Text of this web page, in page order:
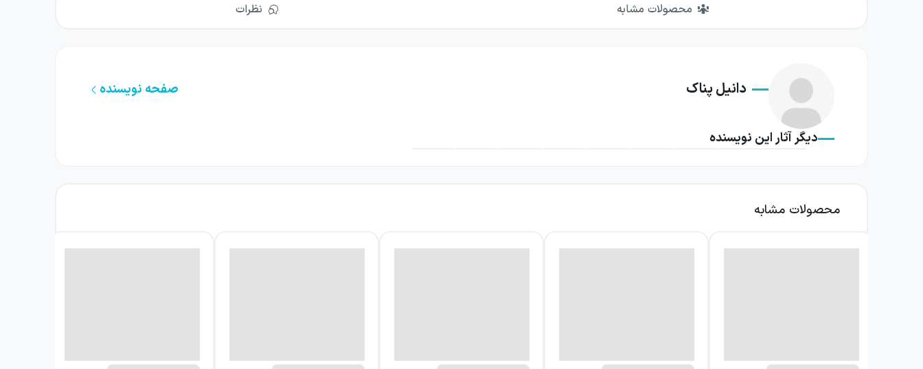
محصولات مشابه نظرات
دانیل پناک صفحه نویسنده
دیگر آثار این نویسنده
محصولات مشابه